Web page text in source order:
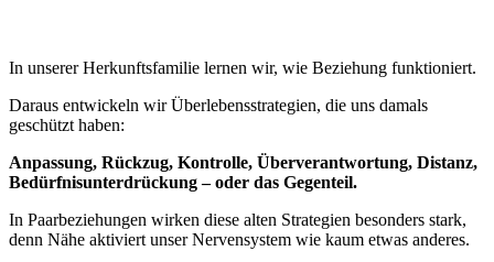
In unserer Herkunftsfamilie lernen wir, wie Beziehung funktioniert.
Daraus entwickeln wir Überlebensstrategien, die uns damals
geschützt haben:
Anpassung, Rückzug, Kontrolle, Überverantwortung, Distanz,
Bedürfnisunterdrückung – oder das Gegenteil.
In Paarbeziehungen wirken diese alten Strategien besonders stark,
denn Nähe aktiviert unser Nervensystem wie kaum etwas anderes.